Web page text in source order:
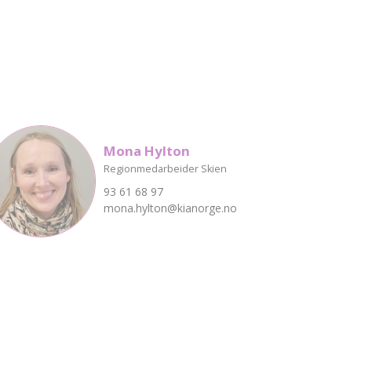
Mona Hylton
Regionmedarbeider Skien
93 61 68 97
mona.hylton@kianorge.no